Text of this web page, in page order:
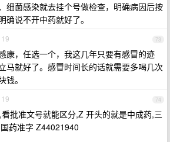
细菌感染就去挂个号做检查，明确病因后按
确说不开中药就好了。
73
康，任选一个，我这几年只要有感冒的迹
马就好了。感冒时间长的话就需要多喝几次
钱。
74
批准文号就能区分,Z 开头的就是中成药,三
药准字 Z44021940